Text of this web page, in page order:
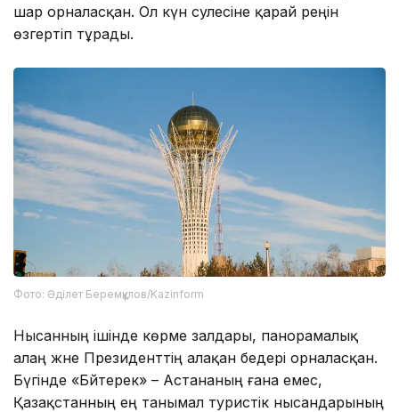
шар орналасқан. Ол күн сәулесіне қарай реңін
өзгертіп тұрады.
Фото: Әділет Беремқұлов/Kazinform
Нысанның ішінде көрме залдары, панорамалық
алаң және Президенттің алақан бедері орналасқан.
Бүгінде «Бәйтерек» – Астананың ғана емес,
Қазақстанның ең танымал туристік нысандарының